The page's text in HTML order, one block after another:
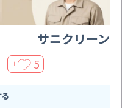
サニクリーン
＋ 5